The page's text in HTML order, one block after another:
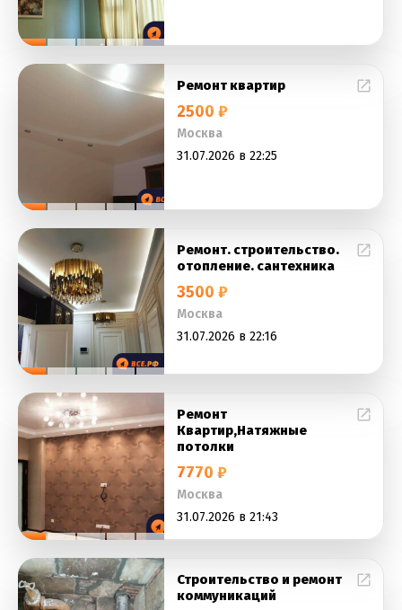
Ремонт квартир
2500 ₽
Москва
31.07.2026 в 22:25
Ремонт. строительство.
отопление. сантехника
3500 ₽
Москва
31.07.2026 в 22:16
Ремонт
Квартир,Натяжные
потолки
7770 ₽
Москва
31.07.2026 в 21:43
Строительство и ремонт
коммуникаций